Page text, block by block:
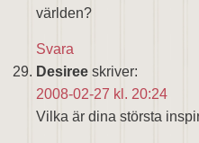
världen?
Svara
Desiree skriver:
2008-02-27 kl. 20:24
Vilka är dina största